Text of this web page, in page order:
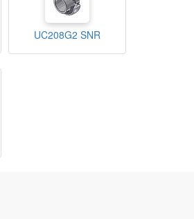
UC208G2 SNR